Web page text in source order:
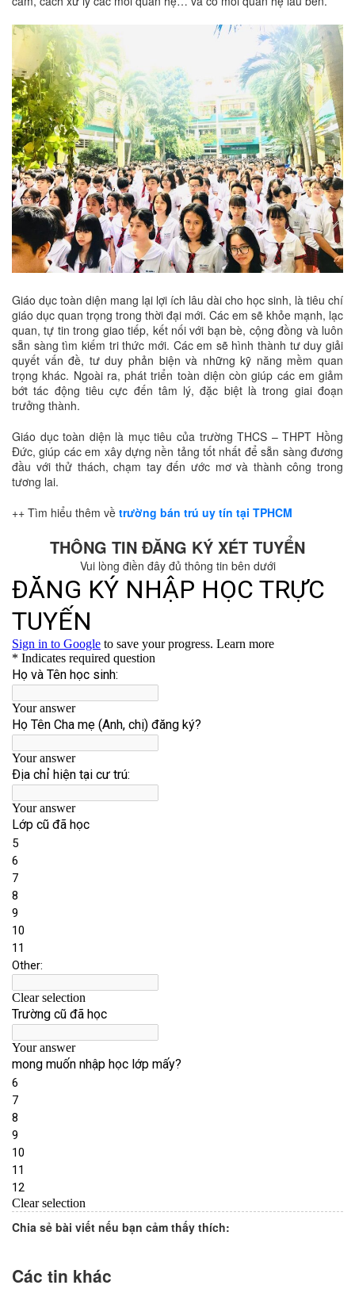
Giáo dục toàn diện mang lại lợi ích lâu dài cho học sinh, là tiêu chí
giáo dục quan trọng trong thời đại mới. Các em sẽ khỏe mạnh, lạc
quan, tự tin trong giao tiếp, kết nối với bạn bè, cộng đồng và luôn
sẵn sàng tìm kiếm tri thức mới. Các em sẽ hình thành tư duy giải
quyết vấn đề, tư duy phản biện và những kỹ năng mềm quan
trọng khác. Ngoài ra, phát triển toàn diện còn giúp các em giảm
bớt tác động tiêu cực đến tâm lý, đặc biệt là trong giai đoạn
trưởng thành.
Giáo dục toàn diện là mục tiêu của trường THCS – THPT Hồng
Đức, giúp các em xây dựng nền tảng tốt nhất để sẵn sàng đương
đầu với thử thách, chạm tay đến ước mơ và thành công trong
tương lai.
++ Tìm hiểu thêm về trường bán trú uy tín tại TPHCM
THÔNG TIN ĐĂNG KÝ XÉT TUYỂN
Vui lòng điền đây đủ thông tin bên dưới
Chia sẻ bài viết nếu bạn cảm thấy thích:
Các tin khác